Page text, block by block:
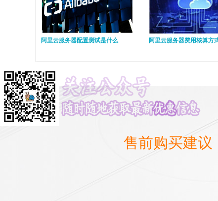
阿里云服务器配置测试是什么 阿里云服务器费用核算方
售前购买建议